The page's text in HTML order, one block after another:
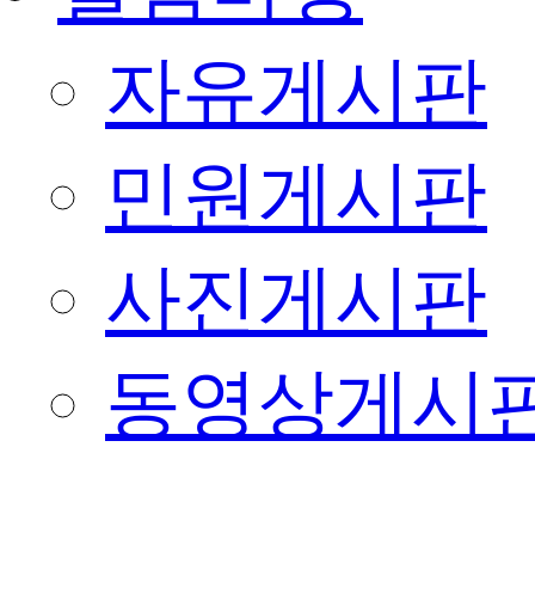
자유게시판
민원게시판
사진게시판
동영상게시